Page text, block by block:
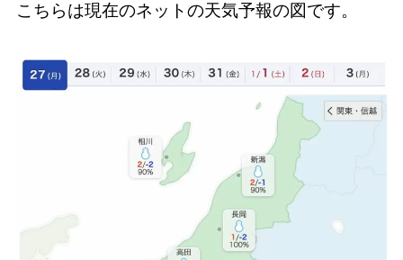
こちらは現在のネットの天気予報の図です。